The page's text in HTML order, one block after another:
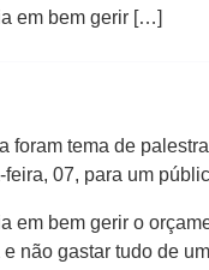
em bem gerir […]
tema de
07, para um
em bem gerir o
não gastar tudo de